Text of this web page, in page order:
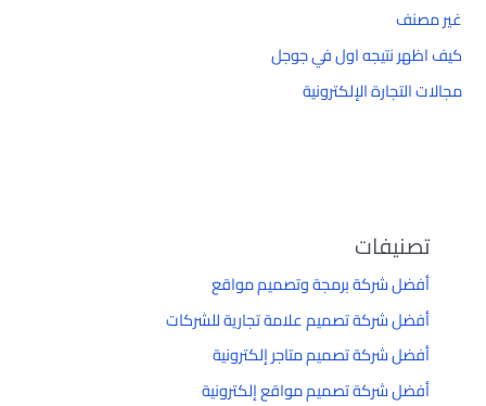
غير مصنف
كيف اظهر نتيجه اول في جوجل
مجالات التجارة الإلكترونية
تصنيفات
أفضل شركة برمجة وتصميم مواقع
أفضل شركة تصميم علامة تجارية للشركات
أفضل شركة تصميم متاجر إلكترونية
أفضل شركة تصميم مواقع إلكترونية